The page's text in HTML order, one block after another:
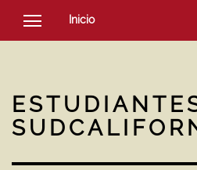
Inicio
SOCIEDAD
NOTICIAS